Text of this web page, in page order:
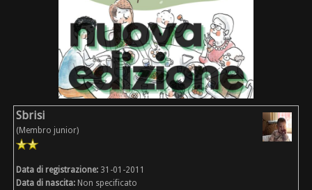
Sbrisi
(Membro junior)
Data di registrazione: 31-01-2011
Data di nascita: Non specificato